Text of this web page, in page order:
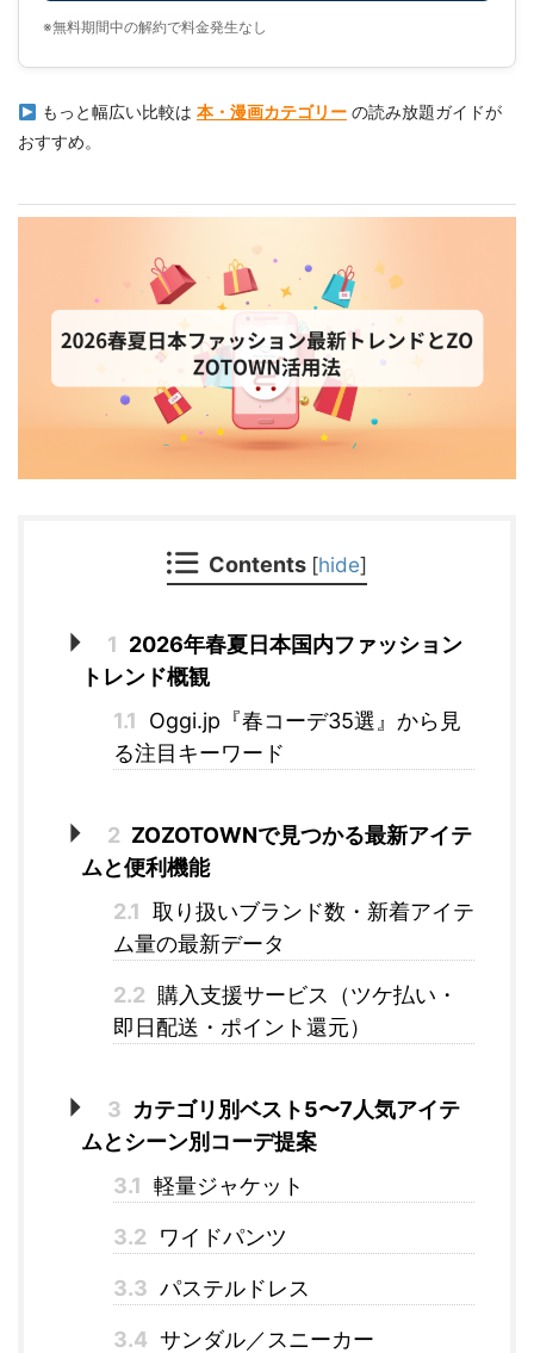
※無料期間中の解約で料金発生なし
もっと幅広い比較は 本・漫画カテゴリーの読み放題ガイドが
おすすめ。
Contents [hide]
1 2026年春夏日本国内ファッション
トレンド概観
1.1
Oggi.jp『春コーデ35選』から見
る注目キーワード
2 ZOZOTOWNで見つかる最新アイテ
ムと便利機能
2.1 取り扱いブランド数・新着アイテ
ム量の最新データ
2.2 購入支援サービス（ツケ払い・
即日配送・ポイント還元）
3 カテゴリ別ベスト5〜7人気アイテ
ムとシーン別コーデ提案
3.1 軽量ジャケット
3.2 ワイドパンツ
3.3 パステルドレス
3.4 サンダル／スニーカー